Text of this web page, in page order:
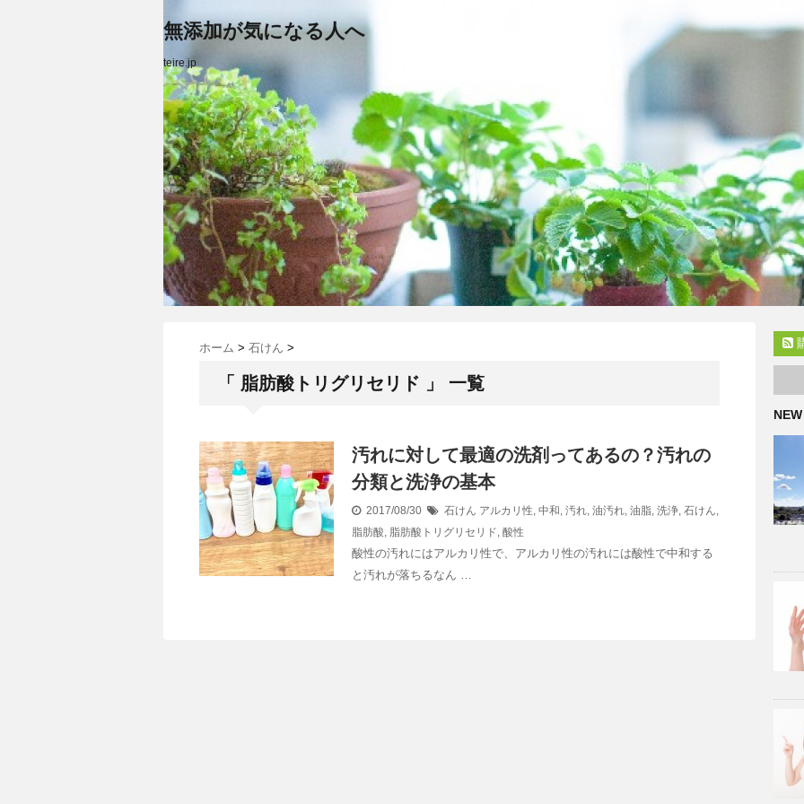
無添加が気になる人へ
teire.jp
ホーム > 石けん >
「 脂肪酸トリグリセリド 」 一覧
汚れに対して最適の洗剤ってあるの？汚れの
分類と洗浄の基本
2017/08/30 石けん アルカリ性, 中和, 汚れ, 油汚れ, 油脂, 洗浄, 石けん,
脂肪酸, 脂肪酸トリグリセリド, 酸性
酸性の汚れにはアルカリ性で、アルカリ性の汚れには酸性で中和する
と汚れが落ちるなん …